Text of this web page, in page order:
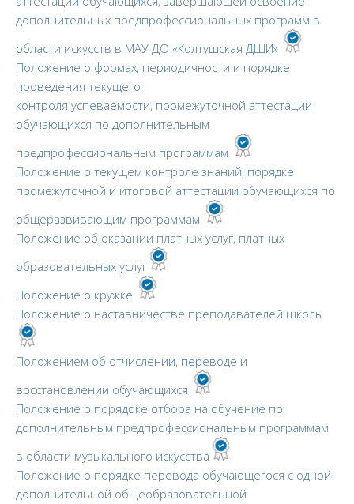
дополнительных предпрофессиональных программ в
области искусств в МАУ ДО «Колтушская ДШИ»
Положение о формах, периодичности и порядке
проведения текущего
контроля успеваемости, промежуточной аттестации
обучающихся по дополнительным
предпрофессиональным программам
Положение о текущем контроле знаний, порядке
промежуточной и итоговой аттестации обучающихся по
общеразвивающим программам
Положение об оказании платных услуг, платных
образовательных услуг
Положение о кружке
Положение о наставничестве преподавателей школы
Положением об отчислении, переводе и
восстановлении обучающихся
Положение о порядоке отбора на обучение по
дополнительным предпрофессиональным программам
в области музыкального искусства
Положение о порядке перевода обучающегося с одной
дополнительной общеобразовательной